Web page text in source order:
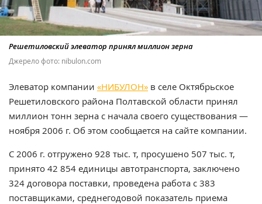
Решетиловский элеватор принял миллион зерна
Джерело фото: nibulon.com
Элеватор компании «НИБУЛОН» в селе Октябрьское
Решетиловского района Полтавской области принял
миллион тонн зерна с начала своего существования —
ноября 2006 г. Об этом сообщается на сайте компании.
С 2006 г. отгружено 928 тыс. т, просушено 507 тыс. т,
принято 42 854 единицы автотранспорта, заключено
324 договора поставки, проведена работа с 383
поставщиками, среднегодовой показатель приема